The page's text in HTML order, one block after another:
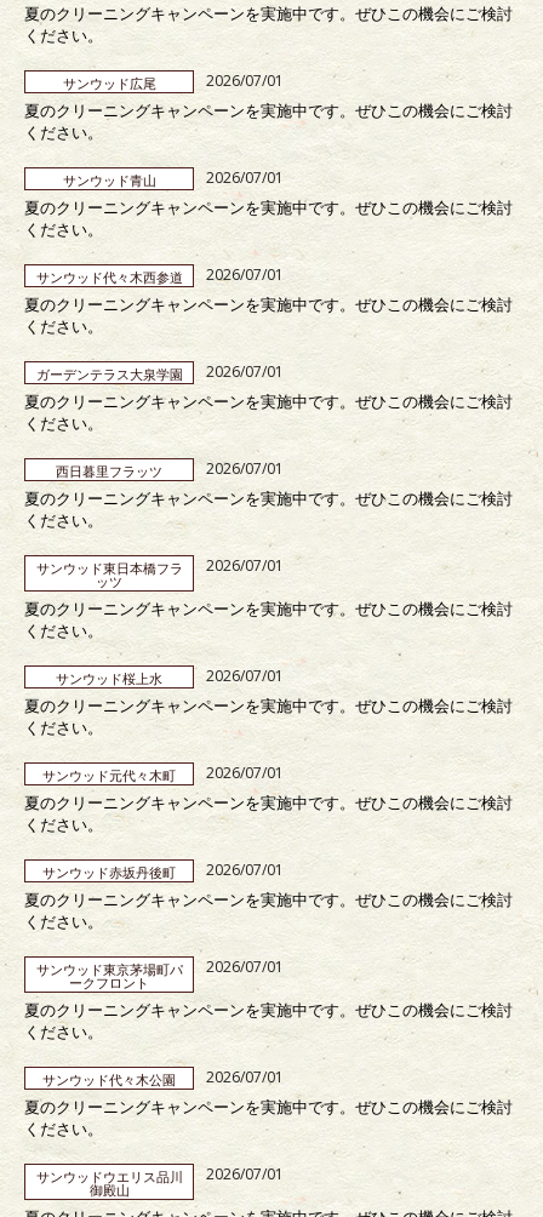
夏のクリーニングキャンペーンを実施中です。ぜひこの機会にご検討
ください。
サンウッド広尾 2026/07/01
夏のクリーニングキャンペーンを実施中です。ぜひこの機会にご検討
ください。
サンウッド青山 2026/07/01
夏のクリーニングキャンペーンを実施中です。ぜひこの機会にご検討
ください。
サンウッド代々木西参道 2026/07/01
夏のクリーニングキャンペーンを実施中です。ぜひこの機会にご検討
ください。
ガーデンテラス大泉学園 2026/07/01
夏のクリーニングキャンペーンを実施中です。ぜひこの機会にご検討
ください。
西日暮里フラッツ 2026/07/01
夏のクリーニングキャンペーンを実施中です。ぜひこの機会にご検討
ください。
サンウッド東日本橋フラ
ッツ
2026/07/01
夏のクリーニングキャンペーンを実施中です。ぜひこの機会にご検討
ください。
サンウッド桜上水 2026/07/01
夏のクリーニングキャンペーンを実施中です。ぜひこの機会にご検討
ください。
サンウッド元代々木町 2026/07/01
夏のクリーニングキャンペーンを実施中です。ぜひこの機会にご検討
ください。
サンウッド赤坂丹後町 2026/07/01
夏のクリーニングキャンペーンを実施中です。ぜひこの機会にご検討
ください。
サンウッド東京茅場町パ
ークフロント
2026/07/01
夏のクリーニングキャンペーンを実施中です。ぜひこの機会にご検討
ください。
サンウッド代々木公園 2026/07/01
夏のクリーニングキャンペーンを実施中です。ぜひこの機会にご検討
ください。
サンウッドウエリス品川
御殿山
2026/07/01